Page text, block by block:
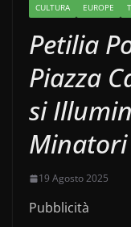
CULTURA EUROPE
Petilia
Piazza
si
Minatori
19 Agosto 2025
Pubblicità